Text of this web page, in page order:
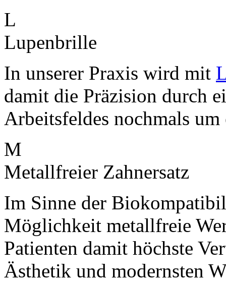
L
Lupenbrille
In unserer Praxis wird mit
damit die Präzision durch
Arbeitsfeldes nochmals
M
Metallfreier Zahnersatz
Im Sinne der
Möglichkeit metallfreie
Patienten damit höchste
Ästhetik und modernsten